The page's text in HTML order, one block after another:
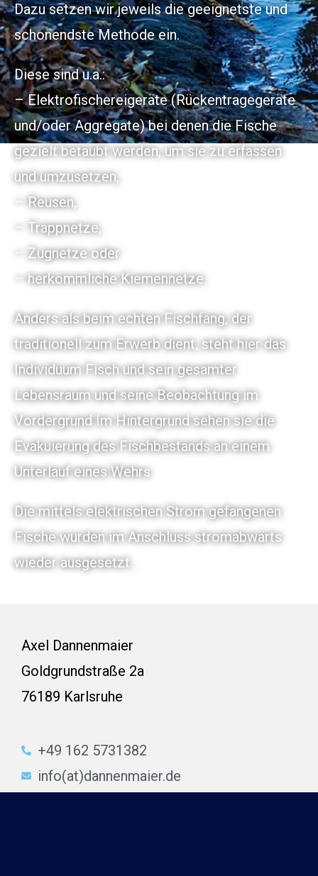
Dazu setzen wir jeweils die geeignetste und
schonendste Methode ein.
Diese sind u.a.:
– Elektrofischereigeräte (Rückentragegeräte
und/oder Aggregate) bei denen die Fische
gezielt betäubt werden, um sie zu erfassen
und umzusetzen,
– Reusen,
– Trappnetze,
– Zugnetze oder
– herkömmliche Kiemennetze.
Anders als beim echten Fischfang, der
traditionell zum Erwerb dient, steht hier das
Individuum Fisch und sein gesamter
Lebensraum und seine Beobachtung im
Vordergrund Im Hintergrund sehen sie die
Evakuierung des Fischbestands an einem
Unterlauf eines Wehrs
Die mittels elektrischen Strom gefangenen
Fische wurden im Anschluss stromabwärts
wieder ausgesetzt..
Axel Dannenmaier
Goldgrundstraße 2a
76189 Karlsruhe
+49 162 5731382
info(at)dannenmaier.de